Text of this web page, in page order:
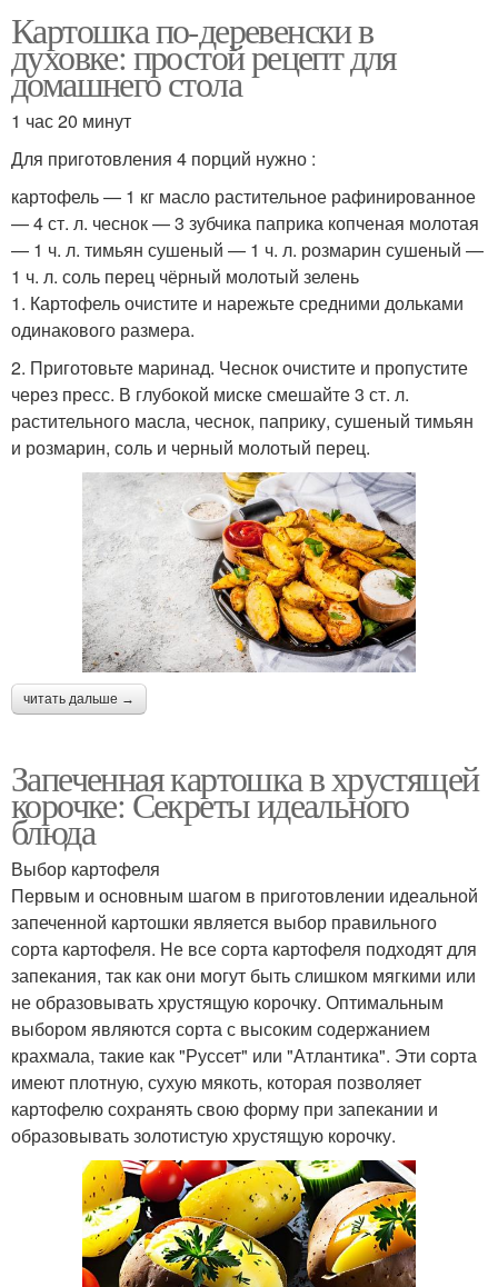
Картошка по-деревенски в
духовке: простой рецепт для
домашнего стола
1 час 20 минут
Для приготовления 4 порций нужно :
картофель — 1 кг масло растительное рафинированное
— 4 ст. л. чеснок — 3 зубчика паприка копченая молотая
— 1 ч. л. тимьян сушеный — 1 ч. л. розмарин сушеный —
1 ч. л. соль перец чёрный молотый зелень
1. Картофель очистите и нарежьте средними дольками
одинакового размера.
2. Приготовьте маринад. Чеснок очистите и пропустите
через пресс. В глубокой миске смешайте 3 ст. л.
растительного масла, чеснок, паприку, сушеный тимьян
и розмарин, соль и черный молотый перец.
читать дальше →
Запеченная картошка в хрустящей
корочке: Секреты идеального
блюда
Выбор картофеля
Первым и основным шагом в приготовлении идеальной
запеченной картошки является выбор правильного
сорта картофеля. Не все сорта картофеля подходят для
запекания, так как они могут быть слишком мягкими или
не образовывать хрустящую корочку. Оптимальным
выбором являются сорта с высоким содержанием
крахмала, такие как "Руссет" или "Атлантика". Эти сорта
имеют плотную, сухую мякоть, которая позволяет
картофелю сохранять свою форму при запекании и
образовывать золотистую хрустящую корочку.